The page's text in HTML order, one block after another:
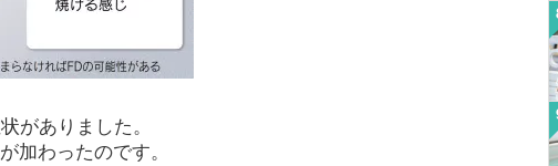
がありました。
加わったのです。